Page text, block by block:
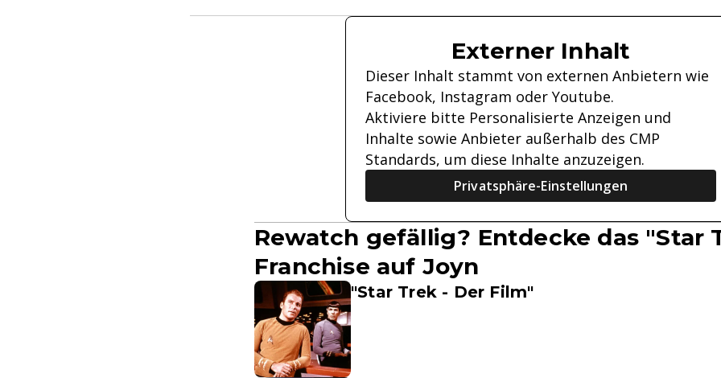
Externer Inhalt
Dieser Inhalt stammt von externen Anbietern wie
Facebook, Instagram oder Youtube.
Aktiviere bitte Personalisierte Anzeigen und
Inhalte sowie Anbieter außerhalb des CMP
Standards, um diese Inhalte anzuzeigen.
Privatsphäre-Einstellungen
Rewatch gefällig? Entdecke das "Star
Franchise auf Joyn
"Star Trek - Der Film"